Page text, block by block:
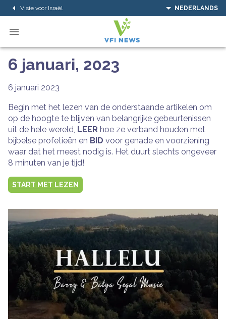
Visie voor Israël NEDERLANDS
6 januari, 2023
6 januari 2023
Begin met het lezen van de onderstaande artikelen om
op de hoogte te blijven van belangrijke gebeurtenissen
uit de hele wereld, LEER hoe ze verband houden met
bijbelse profetieën en BID voor genade en voorziening
waar dat het meest nodig is. Het duurt slechts ongeveer
8 minuten van je tijd!
START MET LEZEN